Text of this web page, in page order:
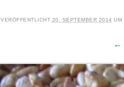
VERÖFFENTLICHT 20. SEPTEMBER 2014 UM
←